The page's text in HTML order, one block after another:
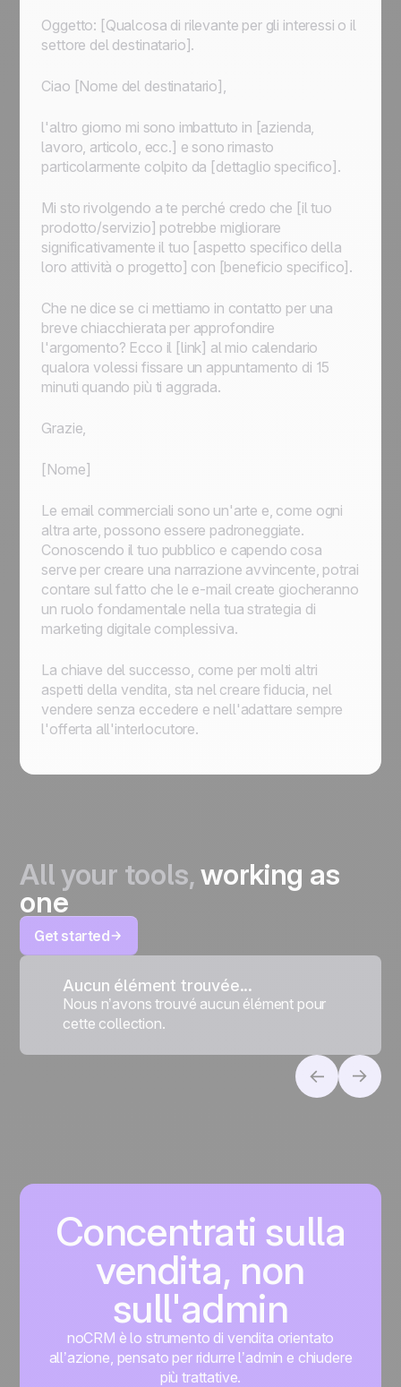
Oggetto: [Qualcosa di rilevante per gli interessi o il
settore del destinatario].
Ciao [Nome del destinatario],
l'altro giorno mi sono imbattuto in [azienda,
lavoro, articolo, ecc.] e sono rimasto
particolarmente colpito da [dettaglio specifico].
Mi sto rivolgendo a te perché credo che [il tuo
prodotto/servizio] potrebbe migliorare
significativamente il tuo [aspetto specifico della
loro attività o progetto] con [beneficio specifico].
Che ne dice se ci mettiamo in contatto per una
breve chiacchierata per approfondire
l'argomento? Ecco il [link] al mio calendario
qualora volessi fissare un appuntamento di 15
minuti quando più ti aggrada.
Grazie,
[Nome]
Le email commerciali sono un'arte e, come ogni
altra arte, possono essere padroneggiate.
Conoscendo il tuo pubblico e capendo cosa
serve per creare una narrazione avvincente, potrai
contare sul fatto che le e-mail create giocheranno
un ruolo fondamentale nella tua strategia di
marketing digitale complessiva.
La chiave del successo, come per molti altri
aspetti della vendita, sta nel creare fiducia, nel
vendere senza eccedere e nell'adattare sempre
l'offerta all'interlocutore.
All your tools,working as
one
Get started
Aucun élément trouvée...
Nous n’avons trouvé aucun élément pour
cette collection.
Concentrati sulla
vendita, non
sull'admin
noCRM è lo strumento di vendita orientato
all’azione, pensato per ridurre l’admin e chiudere
più trattative.